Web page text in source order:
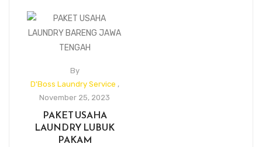
By
D'Boss Laundry Service ,
November 25, 2023
PAKET USAHA
LAUNDRY LUBUK
PAKAM